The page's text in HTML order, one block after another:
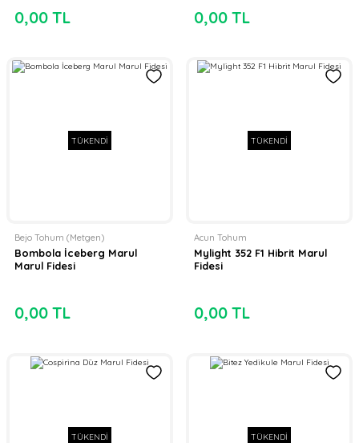
0,00 TL 0,00 TL
TÜKENDİ
Bejo Tohum (Metgen)
Bombola İceberg Marul
Marul Fidesi
0,00 TL
TÜKENDİ
Acun Tohum
Mylight 352 F1 Hibrit Marul
Fidesi
0,00 TL
TÜKENDİ TÜKENDİ